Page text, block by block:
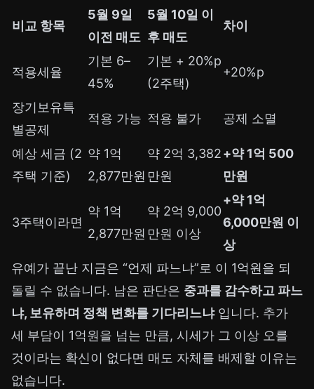
비교 항목
5월 9일
이전 매도
5월 10일 이
후 매도
차이
적용세율
기본 6–
45%
기본 + 20%p
(2주택)
+20%p
장기보유특
별공제
적용 가능 적용 불가 공제 소멸
예상 세금 (2
주택 기준)
약 1억
2,877만원
약 2억 3,382
만원
+약 1억 500
만원
3주택이라면
약 1억
2,877만원
약 2억 9,000
만원 이상
+약 1억
6,000만원 이
상
유예가 끝난 지금은 “언제 파느냐”로 이 1억원을 되
돌릴 수 없습니다. 남은 판단은 중과를 감수하고 파느
냐, 보유하며 정책 변화를 기다리느냐입니다. 추가
세 부담이 1억원을 넘는 만큼, 시세가 그 이상 오를
것이라는 확신이 없다면 매도 자체를 배제할 이유는
없습니다.